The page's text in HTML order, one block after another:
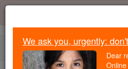
Skip
content
We ask you, urgently:
Dear